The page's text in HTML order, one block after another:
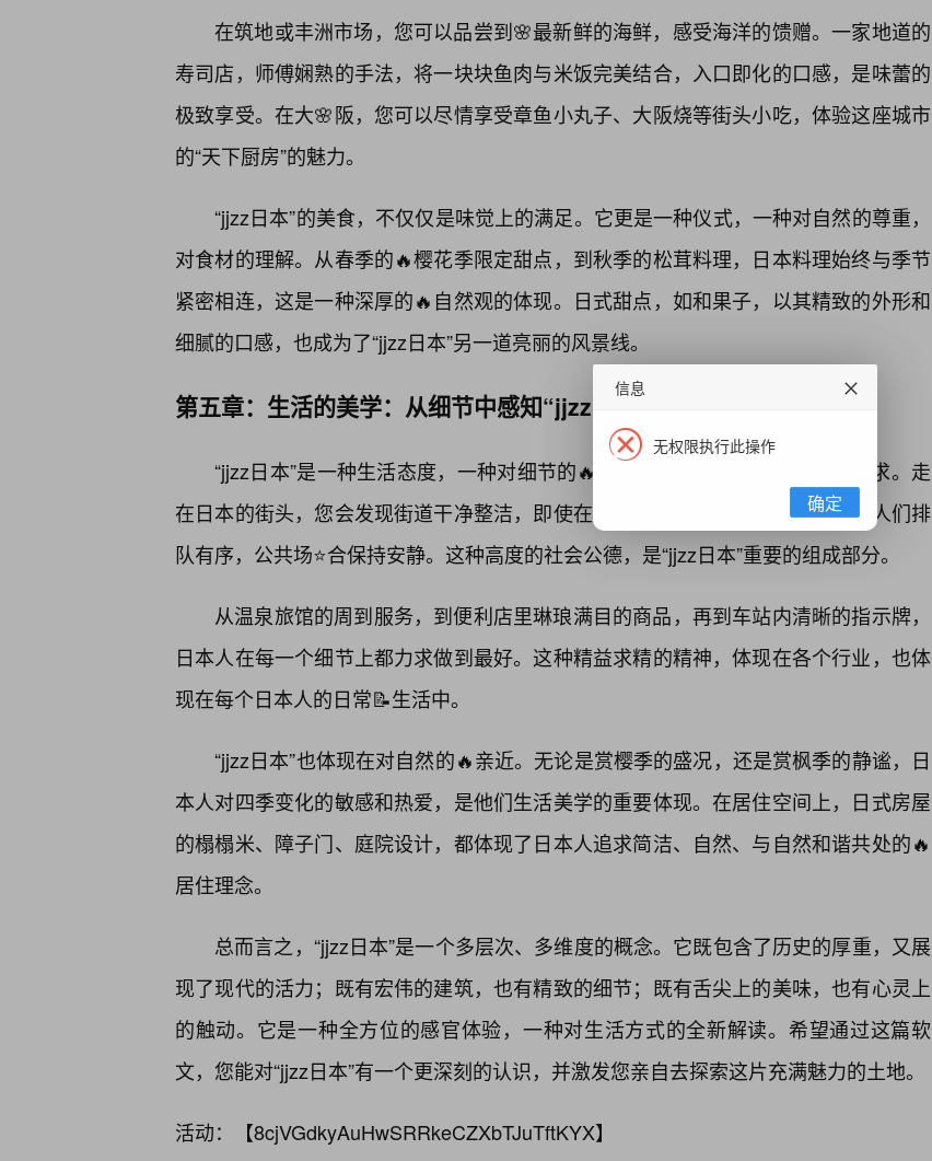
在筑地或丰洲市场，您可以品尝到🌸最新鲜的海鲜，感受海洋的馈赠。一家地道的
寿司店，师傅娴熟的手法，将一块块鱼肉与米饭完美结合，入口即化的口感，是味蕾的
极致享受。在大🌸阪，您可以尽情享受章鱼小丸子、大阪烧等街头小吃，体验这座城市
的“天下厨房”的魅力。
“jjzz日本”的美食，不仅仅是味觉上的满足。它更是一种仪式，一种对自然的尊重，
对食材的理解。从春季的🔥樱花季限定甜点，到秋季的松茸料理，日本料理始终与季节
紧密相连，这是一种深厚的🔥自然观的体现。日式甜点，如和果子，以其精致的外形和
细腻的口感，也成为了“jjzz日本”另一道亮丽的风景线。
第五章：生活的美学：从细节中感知“jjzz日本”
“jjzz日本”是一种生活态度，一种对细节的🔥执着，一种对“和”（和谐）的追求。走
在日本的街头，您会发现街道干净整洁，即使在人口稠密的东京，也少有垃圾。人们排
队有序，公共场⭐合保持安静。这种高度的社会公德，是“jjzz日本”重要的组成部分。
从温泉旅馆的周到服务，到便利店里琳琅满目的商品，再到车站内清晰的指示牌，
日本人在每一个细节上都力求做到最好。这种精益求精的精神，体现在各个行业，也体
现在每个日本人的日常📝生活中。
“jjzz日本”也体现在对自然的🔥亲近。无论是赏樱季的盛况，还是赏枫季的静谧，日
本人对四季变化的敏感和热爱，是他们生活美学的重要体现。在居住空间上，日式房屋
的榻榻米、障子门、庭院设计，都体现了日本人追求简洁、自然、与自然和谐共处的🔥
居住理念。
总而言之，“jjzz日本”是一个多层次、多维度的概念。它既包含了历史的厚重，又展
现了现代的活力；既有宏伟的建筑，也有精致的细节；既有舌尖上的美味，也有心灵上
的触动。它是一种全方位的感官体验，一种对生活方式的全新解读。希望通过这篇软
文，您能对“jjzz日本”有一个更深刻的认识，并激发您亲自去探索这片充满魅力的土地。
活动：【8cjVGdkyAuHwSRRkeCZXbTJuTftKYX】
信息
无权限执行此操作
确定